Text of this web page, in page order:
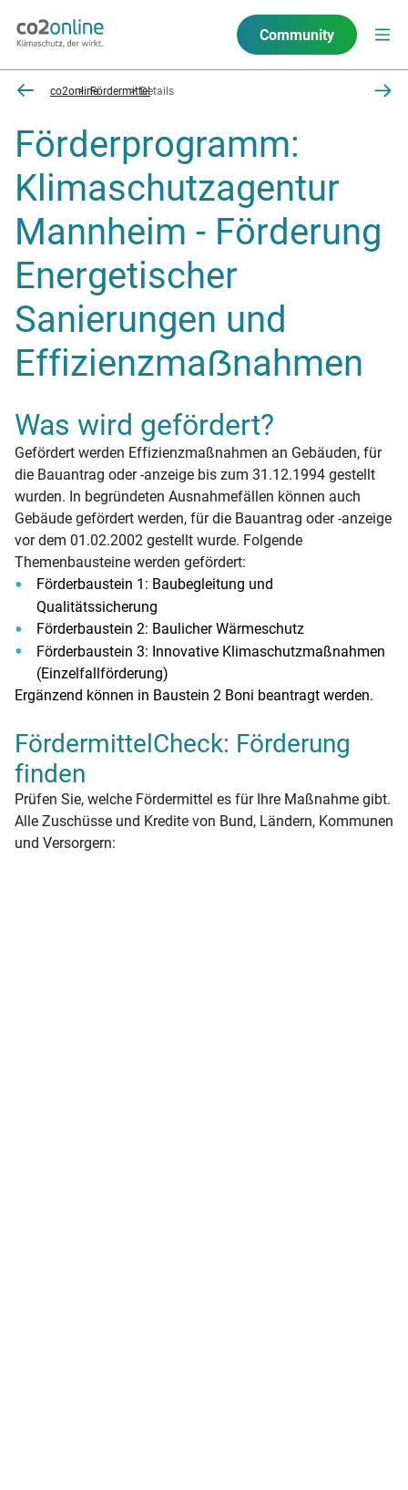
Community
co2onlineFördermittelDetails
Förderprogramm:
Klimaschutzagentur
Mannheim - Förderung
Energetischer
Sanierungen und
Effizienzmaẞnahmen
Was wird gefördert?
Gefördert werden Effizienzmaßnahmen an Gebäuden, für
die Bauantrag oder -anzeige bis zum 31.12.1994 gestellt
wurden. In begründeten Ausnahmefällen können auch
Gebäude gefördert werden, für die Bauantrag oder -anzeige
vor dem 01.02.2002 gestellt wurde. Folgende
Themenbausteine werden gefördert:
Förderbaustein 1: Baubegleitung und
Qualitätssicherung
Förderbaustein 2: Baulicher Wärmeschutz
Förderbaustein 3: Innovative Klimaschutzmaßnahmen
(Einzelfallförderung)
Ergänzend können in Baustein 2 Boni beantragt werden.
FördermittelCheck: Förderung
finden
Prüfen Sie, welche Fördermittel es für Ihre Maßnahme gibt.
Alle Zuschüsse und Kredite von Bund, Ländern, Kommunen
und Versorgern: